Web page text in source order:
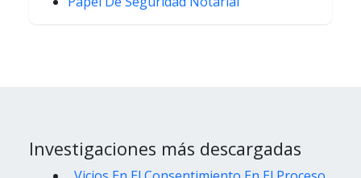
Investigaciones más descargadas